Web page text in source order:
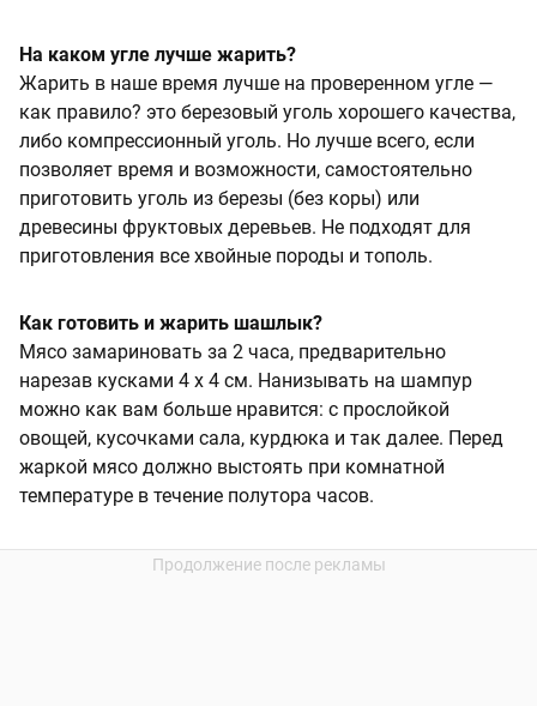
На каком угле лучше жарить?
Жарить в наше время лучше на проверенном угле —
как правило? это березовый уголь хорошего качества,
либо компрессионный уголь. Но лучше всего, если
позволяет время и возможности, самостоятельно
приготовить уголь из березы (без коры) или
древесины фруктовых деревьев. Не подходят для
приготовления все хвойные породы и тополь.
Как готовить и жарить шашлык?
Мясо замариновать за 2 часа, предварительно
нарезав кусками 4 х 4 см. Нанизывать на шампур
можно как вам больше нравится: с прослойкой
овощей, кусочками сала, курдюка и так далее. Перед
жаркой мясо должно выстоять при комнатной
температуре в течение полутора часов.